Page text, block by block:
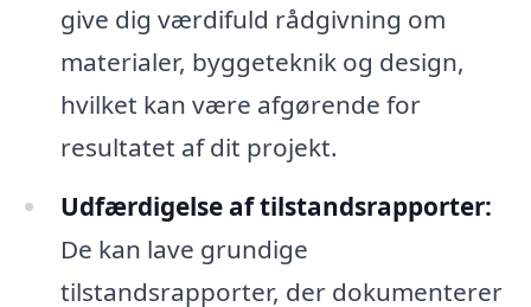
give dig værdifuld rådgivning om
materialer, byggeteknik og design,
hvilket kan være afgørende for
resultatet af dit projekt.
Udfærdigelse af tilstandsrapporter:
De kan lave grundige
tilstandsrapporter, der dokumenterer